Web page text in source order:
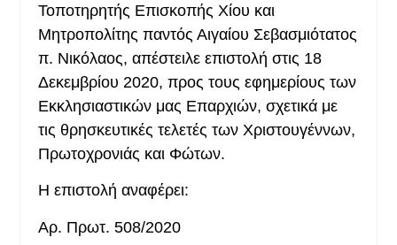
Τοποτηρητής Επισκοπής Χίου και
Μητροπολίτης παντός Αιγαίου Σεβασμιότατος
π. Νικόλαος, απέστειλε επιστολή στις 18
Δεκεμβρίου 2020, προς τους εφημερίους των
Εκκλησιαστικών μας Επαρχιών, σχετικά με
τις θρησκευτικές τελετές των Χριστουγέννων,
Πρωτοχρονιάς και Φώτων.
Η επιστολή αναφέρει:
Αρ. Πρωτ. 508/2020